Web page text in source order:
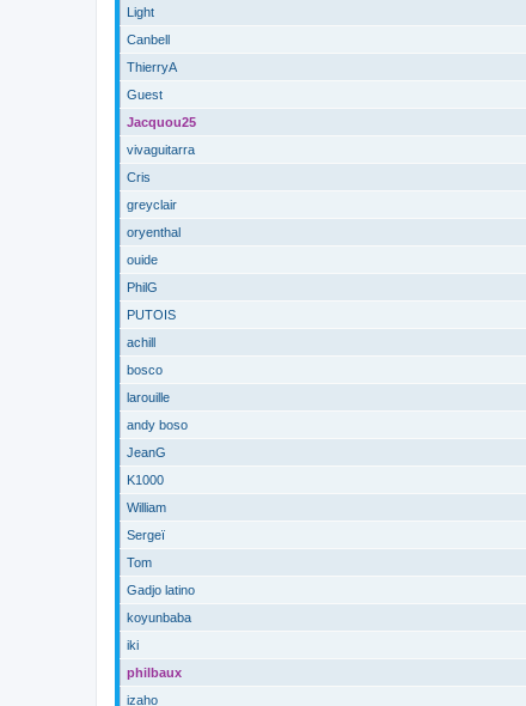
Light
Canbell
ThierryA
Guest
Jacquou25
vivaguitarra
Cris
greyclair
oryenthal
ouide
PhilG
PUTOIS
achill
bosco
larouille
andy boso
JeanG
K1000
William
Sergeï
Tom
Gadjo latino
koyunbaba
iki
philbaux
izaho